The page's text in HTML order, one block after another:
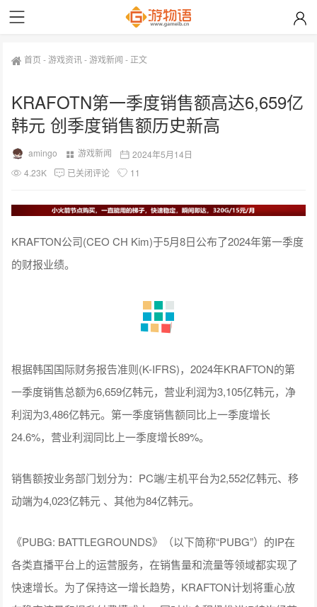
首页 -游戏资讯-游戏新闻 - 正文
KRAFOTN第一季度销售额高达6,659亿
韩元 创季度销售额历史新高
amingo 游戏新闻
2024年5月14日
4.23K
已关闭评论 11
KRAFTON公司(CEO CH Kim)于5月8日公布了2024年第一季度
的财报业绩。
根据韩国国际财务报告准则(K-IFRS)，2024年KRAFTON的第
一季度销售总额为6,659亿韩元，营业利润为3,105亿韩元，净
利润为3,486亿韩元。第一季度销售额同比上一季度增长
24.6%，营业利润同比上一季度增长89%。
销售额按业务部门划分为：PC端/主机平台为2,552亿韩元、移
动端为4,023亿韩元 、其他为84亿韩元。
《PUBG: BATTLEGROUNDS》（以下简称“PUBG”）的IP在
各类直播平台上的运营服务，在销售量和流量等领域都实现了
快速增长。为了保持这一增长趋势，KRAFTON计划将重心放